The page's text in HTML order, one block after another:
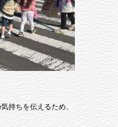
持ちを伝えるため、